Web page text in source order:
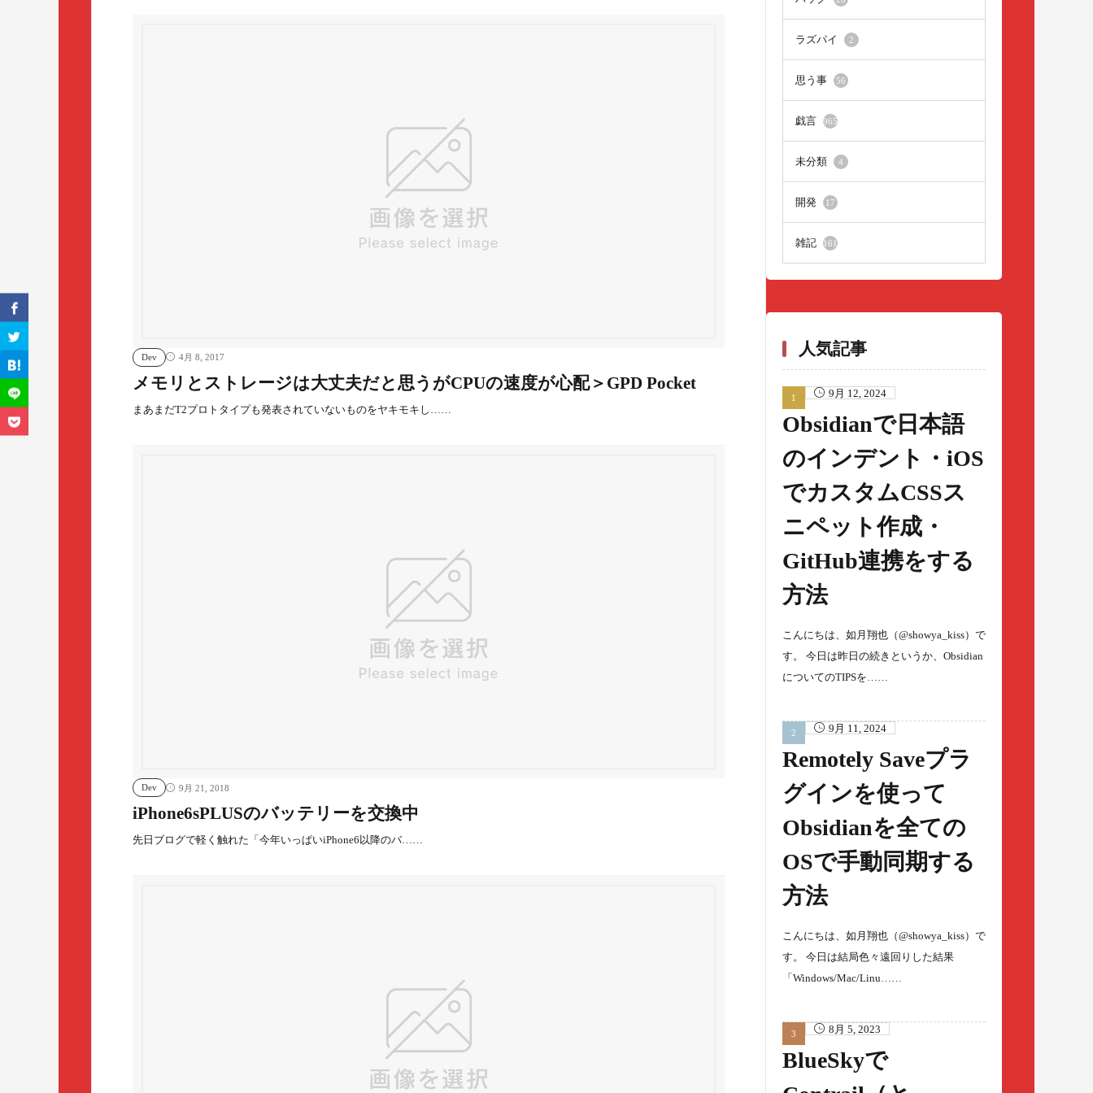
Dev 4月 8, 2017
メモリとストレージは大丈夫だと思うがCPUの速度が心配＞GPD Pocket
まあまだT2プロトタイプも発表されていないものをヤキモキし……
Dev 9月 21, 2018
iPhone6sPLUSのバッテリーを交換中
先日ブログで軽く触れた「今年いっぱいiPhone6以降のバ……
ラズパイ 2
思う事 56
戯言 965
未分類 4
開発 17
雑記 161
人気記事
9月 12, 2024
Obsidianで日本語
のインデント・iOS
でカスタムCSSス
ニペット作成・
GitHub連携をする
方法
こんにちは、如月翔也（@showya_kiss）で
す。 今日は昨日の続きというか、Obsidian
についてのTIPSを……
9月 11, 2024
Remotely Saveプラ
グインを使って
Obsidianを全ての
OSで手動同期する
方法
こんにちは、如月翔也（@showya_kiss）で
す。 今日は結局色々遠回りした結果
「Windows/Mac/Linu……
8月 5, 2023
BlueSkyで